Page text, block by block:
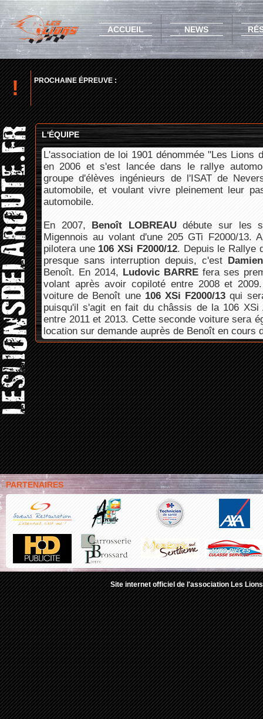
ACCUEIL NEWS
! PROCHAINE ÉPREUVE :
L'ÉQUIPE
L'association de loi 1901 dénommée "Les Lions
en 2006 et s'est lancée dans le rallye
groupe d'élèves ingénieurs de l'ISAT de
automobile, et voulant vivre pleinement leur
automobile.
En 2007, Benoît LOBREAUdébute sur les
Migennois au volant d'une 205 GTi F2000/13.
pilotera une 106 XSi F2000/12. Depuis le Rallye
presque sans interruption depuis, c'est
Benoît. En 2014, Ludovic BARRE fera ses
volant après avoir copiloté entre 2008 et
voiture de Benoît une 106 XSi F2000/13 qui
puisqu'il s'agit en fait du châssis de la 106
entre 2011 et 2013. Cette seconde voiture sera
location sur demande auprès de Benoît en cours
PARTENAIRES
Site internet officiel de l'association Les